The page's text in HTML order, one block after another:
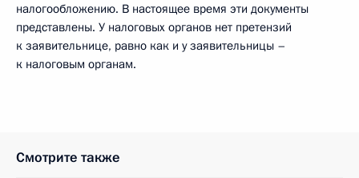
налогообложению. В настоящее время эти документы
представлены. У налоговых органов нет претензий
к заявительнице, равно как и у заявительницы –
к налоговым органам.
Смотрите также